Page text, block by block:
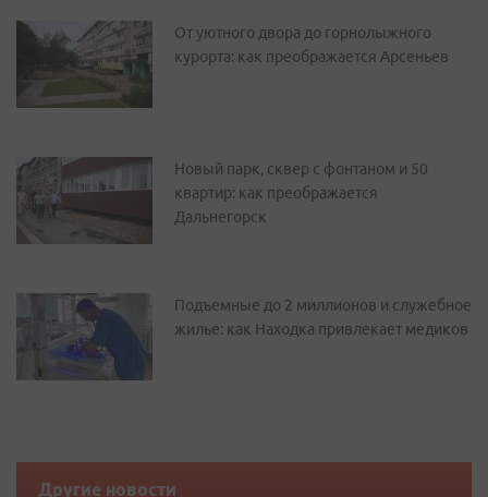
От уютного двора до горнолыжного
курорта: как преображается Арсеньев
Новый парк, сквер с фонтаном и 50
квартир: как преображается
Дальнегорск
Подъемные до 2 миллионов и служебное
жилье: как Находка привлекает медиков
Другие новости